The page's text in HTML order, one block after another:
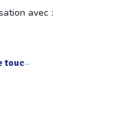
avec :